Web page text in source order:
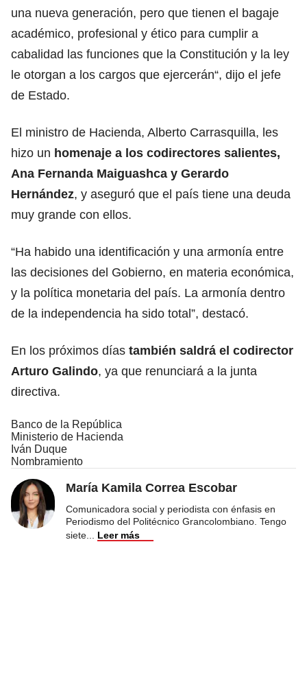
una nueva generación, pero que tienen el bagaje
académico, profesional y ético para cumplir a
cabalidad las funciones que la Constitución y la ley
le otorgan a los cargos que ejercerán“, dijo el jefe
de Estado.
El ministro de Hacienda, Alberto Carrasquilla, les
hizo un homenaje a los codirectores salientes,
Ana Fernanda Maiguashca y Gerardo
Hernández, y aseguró que el país tiene una deuda
muy grande con ellos.
“Ha habido una identificación y una armonía entre
las decisiones del Gobierno, en materia económica,
y la política monetaria del país. La armonía dentro
de la independencia ha sido total”, destacó.
En los próximos días también saldrá el codirector
Arturo Galindo, ya que renunciará a la junta
directiva.
Banco de la República
Ministerio de Hacienda
Iván Duque
Nombramiento
María Kamila Correa Escobar
Comunicadora social y periodista con énfasis en
Periodismo del Politécnico Grancolombiano. Tengo
siete
Leer más